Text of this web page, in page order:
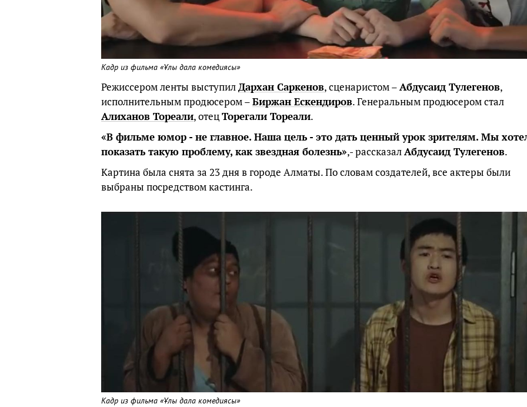
Кадр из фильма «Ұлы дала комедиясы»
Режиссером ленты выступилДархан Саркенов, сценаристом –Абдусаид Тулегенов,
исполнительным продюсером –Биржан Ескендиров. Генеральным продюсером стал
Алиханов Тореали, отецТорегали Тореали.
«В фильме юмор - не главное. Наша цель - это дать ценный урок зрителям. Мы
показать такую проблему, как звездная болезнь»,- рассказалАбдусаид Тулегенов.
Картина была снята за 23 дня в городе Алматы. По словам создателей, все актеры были
выбраны посредством кастинга.
Кадр из фильма «Ұлы дала комедиясы»